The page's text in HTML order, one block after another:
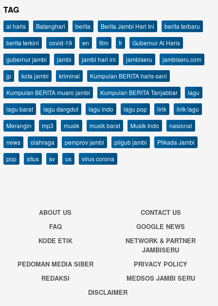
TAG
al haris Batanghari berita Berita Jambi Hari Ini
berita terbaru
berita terkini
covid-19 en film fr
Gubernur Al Haris
gubernur jambi
jambi jambi hari ini jambiseru
jambiseru.com
jp
kota jambi kriminal
Kumpulan BERITA haris-sani
Kumpulan BERITA muaro jambi
Kumpulan BERITA Tanjabbar
lagu
lagu barat
lagu dangdut lagu indo lagu pop lirik
lirik lagu
Merangin
mp3 musik musik barat Musik Indo
nasional
news
olahraga pemprov jambi pilgub jambi
Pilkada Jambi
pop
situs sv us virus corona
ABOUT US
CONTACT US
FAQ
GOOGLE NEWS
KODE ETIK
NETWORK & PARTNER
JAMBISERU
PEDOMAN MEDIA SIBER
PRIVACY POLICY
REDAKSI
MEDSOS JAMBI SERU
DISCLAIMER